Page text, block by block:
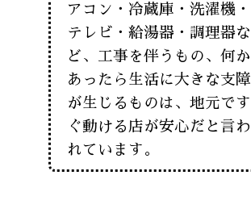
アコン・冷蔵庫・洗濯機・
テレビ・給湯器・調理器な
ど、工事を伴うもの、何か
あったら生活に大きな支障
が生じるものは、地元です
ぐ動ける店が安心だと言わ
れています。